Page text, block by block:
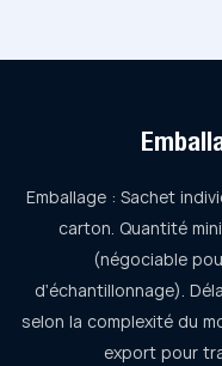
Emballage : Sachet
carton. Quantité
(négociable
d'échantillonnage).
selon la complexité du
export pour